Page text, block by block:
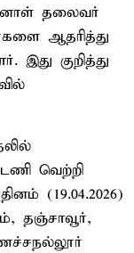
தலைவர்
ஆதரித்து
குறித்து
வெற்றி
(19.04.2026)
தஞ்சாவூர்,